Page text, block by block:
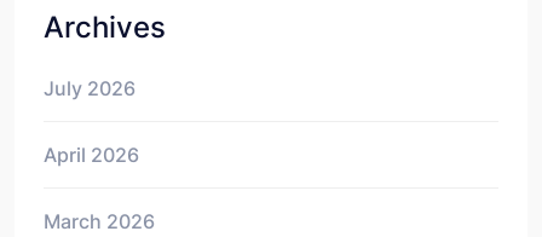
Archives
July 2026
April 2026
March 2026